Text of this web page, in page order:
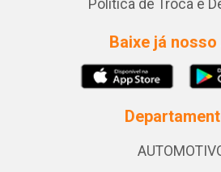
Política de Troca e
Baixe já nosso